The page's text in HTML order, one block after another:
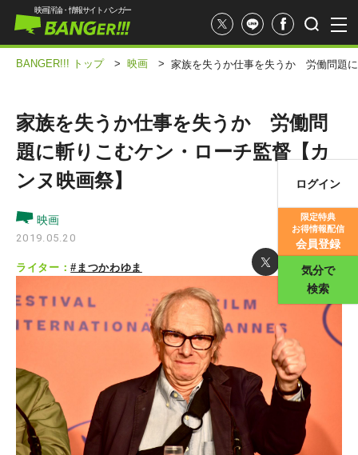
映画評論・情報サイト バンガー
ログイン
限定特典
お得情報配信
会員登録
気分で
検索
BANGER!!! トップ > 映画 > 家族を失うか仕事を失うか 労働問題
家族を失うか仕事を失うか 労働問
題に斬りこむケン・ローチ監督【カ
ンヌ映画祭】
映画
2019.05.20
ライター：#まつかわゆま